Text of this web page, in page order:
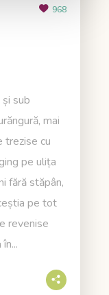
968
sub
mai
trezise cu
pe ulița
fără stăpân,
pe tot
revenise